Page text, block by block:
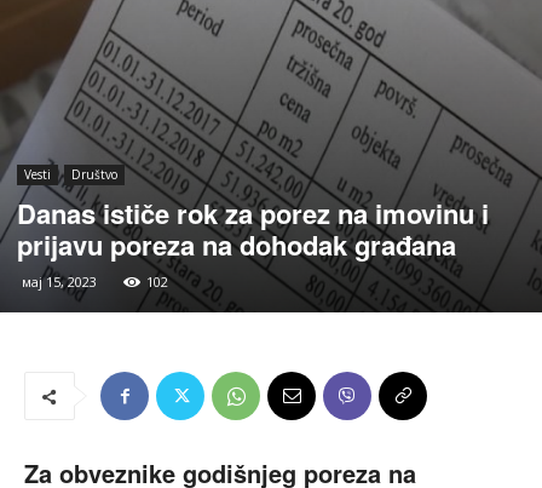
Vesti Društvo
Danas ističe rok za porez na imovinu i
prijavu poreza na dohodak građana
мај 15, 2023 102
Za obveznike godišnjeg poreza na